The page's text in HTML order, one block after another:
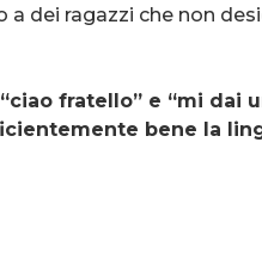
dei ragazzi che non
fratello” e “mi dai
bene la